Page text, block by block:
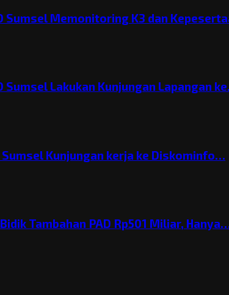
Sumsel Memonitoring K3 dan
Sumsel Lakukan Kunjungan Lapangan
Sumsel Kunjungan kerja ke Diskominfo…
Tambahan PAD Rp501 Miliar,